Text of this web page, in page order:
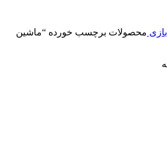
محصولات برچسب خورده “ماشین